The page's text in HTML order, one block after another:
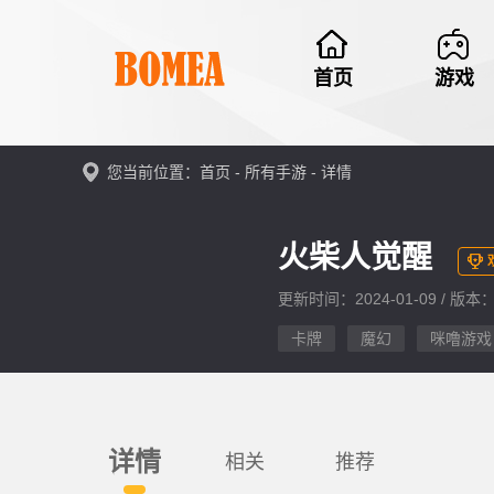
首页 游戏
您当前位置：首页 - 所有手游 - 详情
火柴人觉醒
更新时间：2024-01-09 / 版本
卡牌 魔幻 咪噜游戏
详情 相关 推荐